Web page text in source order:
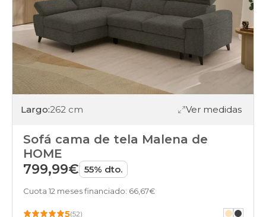
Largo:262 cm Ver medidas
Sofá cama de tela Malena de
HOME
799,99€ 55% dto.
Cuota 12 meses financiado: 66,67€
5(52)